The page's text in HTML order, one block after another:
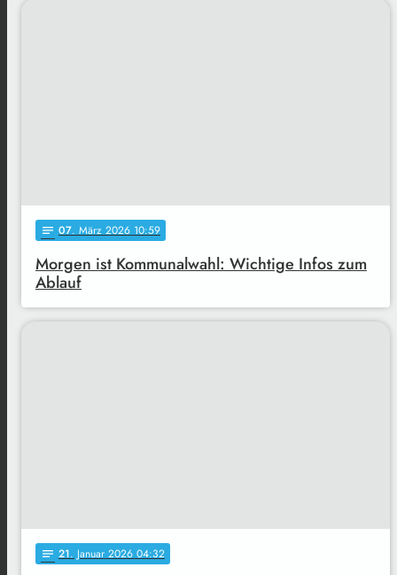
notes 07. März 2026 10:59
Morgen ist Kommunalwahl: Wichtige Infos zum
Ablauf
notes 21. Januar 2026 04:32